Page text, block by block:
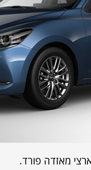
מאזדה פורד.